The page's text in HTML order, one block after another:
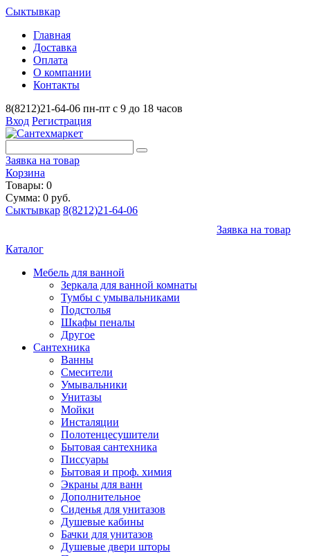
Сыктывкар
Главная
Доставка
Оплата
О компании
Контакты
8(8212)21-64-06 пн-пт с 9 до 18 часов
Вход Регистрация
Заявка на товар
Корзина
Товары: 0
Сумма: 0 руб.
Сыктывкар 8(8212)21-64-06
Заявка на товар
Каталог
Мебель для ванной
Зеркала для ванной комнаты
Тумбы с умывальниками
Подстолья
Шкафы пеналы
Другое
Сантехника
Ванны
Смесители
Умывальники
Унитазы
Мойки
Инсталяции
Полотенцесушители
Бытовая сантехника
Писсуары
Бытовая и проф. химия
Экраны для ванн
Дополнительное
Сиденья для унитазов
Душевые кабины
Бачки для унитазов
Душевые двери шторы